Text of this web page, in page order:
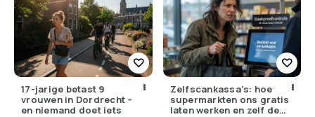
17-jarige betast 9
vrouwen in Dordrecht –
en niemand doet iets
Zelfscankassa’s: hoe
supermarkten ons gratis
laten werken en zelf de